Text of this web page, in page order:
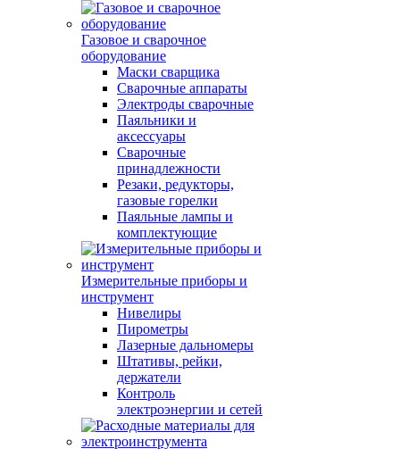
Газовое и сварочное
оборудование
Маски сварщика
Сварочные аппараты
Электроды сварочные
Паяльники и
аксессуары
Сварочные
принадлежности
Резаки, редукторы,
газовые горелки
Паяльные лампы и
комплектующие
Измерительные приборы и
инструмент
Нивелиры
Пирометры
Лазерные дальномеры
Штативы, рейки,
держатели
Контроль
электроэнергии и сетей